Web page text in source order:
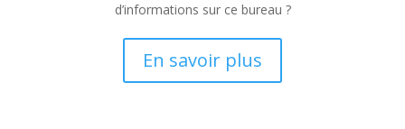
d’informations sur ce bureau ?
En savoir plus